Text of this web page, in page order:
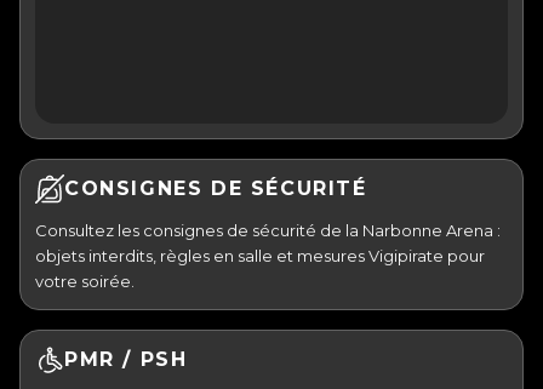
CONSIGNES DE SÉCURITÉ
Consultez les consignes de sécurité de la Narbonne Arena :
objets interdits, règles en salle et mesures Vigipirate pour
votre soirée.
PMR / PSH